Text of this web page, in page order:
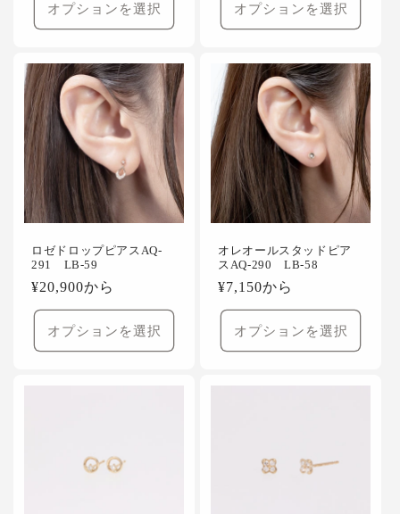
格
オプションを選択
格
オプションを選択
ロゼドロップピアスAQ-
291 LB-59
通
常
格
¥20,900から
オプションを選択
オレオールスタッドピア
スAQ-290 LB-58
通
常
格
¥7,150から
オプションを選択